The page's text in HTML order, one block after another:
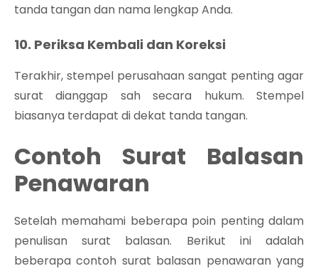
tanda tangan dan nama lengkap Anda.
10. Periksa Kembali dan Koreksi
Terakhir, stempel perusahaan sangat penting agar
surat dianggap sah secara hukum. Stempel
biasanya terdapat di dekat tanda tangan.
Contoh Surat Balasan
Penawaran
Setelah memahami beberapa poin penting dalam
penulisan surat balasan. Berikut ini adalah
beberapa contoh surat balasan penawaran yang